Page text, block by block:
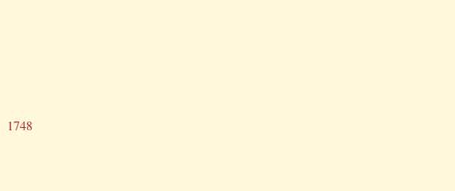
1748